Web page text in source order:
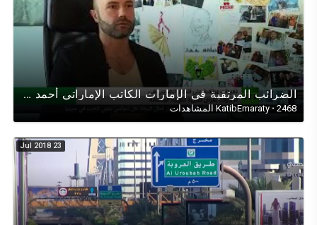
الضرائب المرتقبة في الإمارات الكاتب اﻹماراتي أحمد إبراهيم في حوار تلفزيوني على قناة روسيا اليوم
KatibEmaraty·2468 المشاهدات
23 Jul 2018